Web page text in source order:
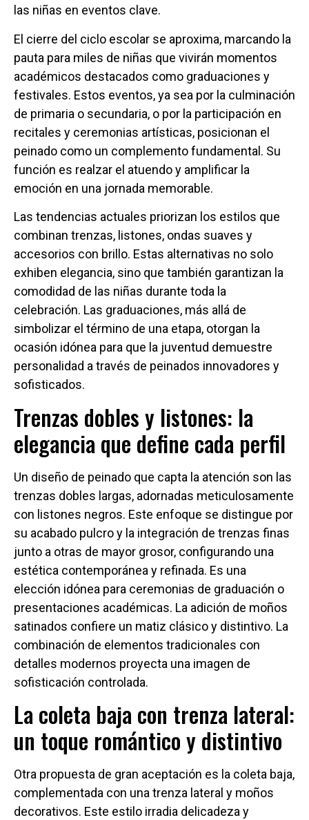
las niñas en eventos clave.
El cierre del ciclo escolar se aproxima, marcando la
pauta para miles de niñas que vivirán momentos
académicos destacados como graduaciones y
festivales. Estos eventos, ya sea por la culminación
de primaria o secundaria, o por la participación en
recitales y ceremonias artísticas, posicionan el
peinado como un complemento fundamental. Su
función es realzar el atuendo y amplificar la
emoción en una jornada memorable.
Las tendencias actuales priorizan los estilos que
combinan trenzas, listones, ondas suaves y
accesorios con brillo. Estas alternativas no solo
exhiben elegancia, sino que también garantizan la
comodidad de las niñas durante toda la
celebración. Las graduaciones, más allá de
simbolizar el término de una etapa, otorgan la
ocasión idónea para que la juventud demuestre
personalidad a través de peinados innovadores y
sofisticados.
Trenzas dobles y listones: la
elegancia que define cada perfil
Un diseño de peinado que capta la atención son las
trenzas dobles largas, adornadas meticulosamente
con listones negros. Este enfoque se distingue por
su acabado pulcro y la integración de trenzas finas
junto a otras de mayor grosor, configurando una
estética contemporánea y refinada. Es una
elección idónea para ceremonias de graduación o
presentaciones académicas. La adición de moños
satinados confiere un matiz clásico y distintivo. La
combinación de elementos tradicionales con
detalles modernos proyecta una imagen de
sofisticación controlada.
La coleta baja con trenza lateral:
un toque romántico y distintivo
Otra propuesta de gran aceptación es la coleta baja,
complementada con una trenza lateral y moños
decorativos. Este estilo irradia delicadeza y